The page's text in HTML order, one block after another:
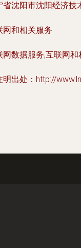
省沈阳市沈阳经济技
网和相关服务
网数据服务,互联网
出处：http://